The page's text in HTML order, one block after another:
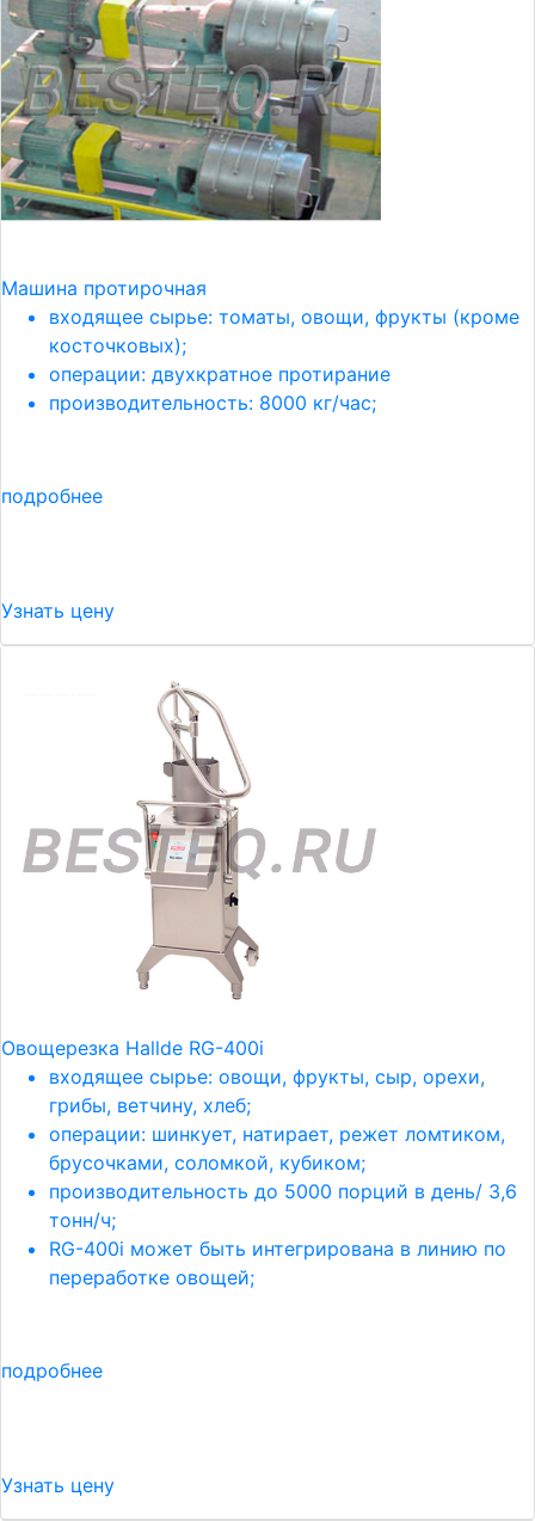
Машина протирочная
входящее сырье: томаты, овощи, фрукты (кроме
косточковых);
операции: двухкратное протирание
производительность: 8000 кг/час;
подробнее
Узнать цену
Овощерезка Hallde RG-400i
входящее сырье: овощи, фрукты, сыр, орехи,
грибы, ветчину, хлеб;
операции: шинкует, натирает, режет ломтиком,
брусочками, соломкой, кубиком;
производительность до 5000 порций в день/ 3,6
тонн/ч;
RG-400i может быть интегрирована в линию по
переработке овощей;
подробнее
Узнать цену